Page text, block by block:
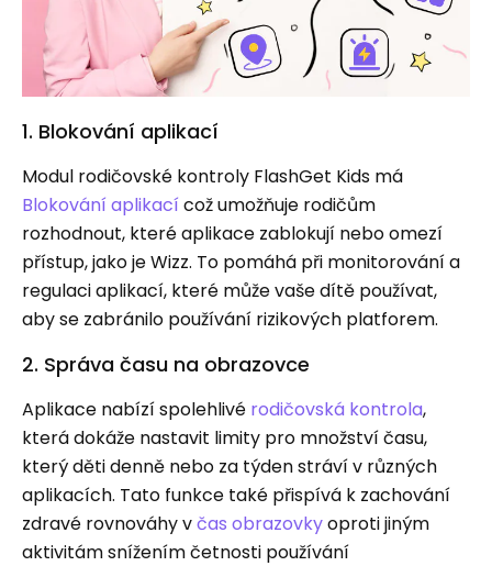
1. Blokování aplikací
Modul rodičovské kontroly FlashGet Kids má
Blokování aplikací což umožňuje rodičům
rozhodnout, které aplikace zablokují nebo omezí
přístup, jako je Wizz. To pomáhá při monitorování a
regulaci aplikací, které může vaše dítě používat,
aby se zabránilo používání rizikových platforem.
2. Správa času na obrazovce
Aplikace nabízí spolehlivé rodičovská kontrola,
která dokáže nastavit limity pro množství času,
který děti denně nebo za týden stráví v různých
aplikacích. Tato funkce také přispívá k zachování
zdravé rovnováhy včas obrazovkyoproti jiným
aktivitám snížením četnosti používání